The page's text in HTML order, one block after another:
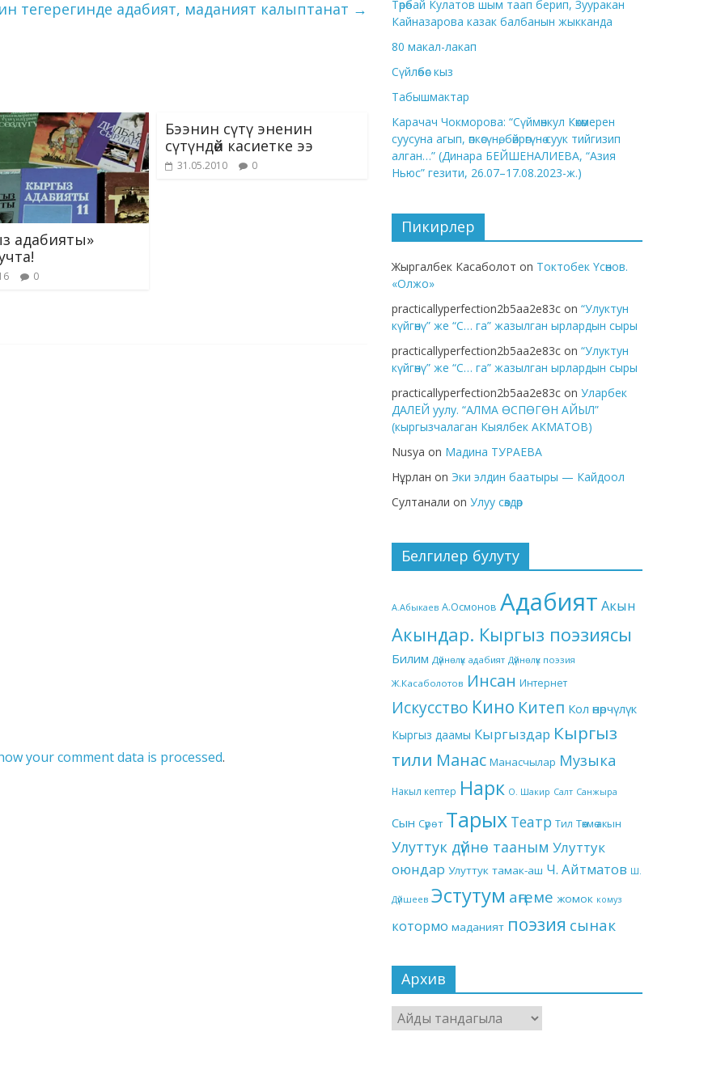
ni
тегерегинде адабият, маданият калыптанат →
адабияты»
0
Бээнин сүтү эненин
сүтүндөй касиетке ээ
31.05.2010 0
your comment data is processed.
Төрөбай Кулатов шым таап берип, Зууракан
Кайназарова казак балбанын жыкканда
80 макал-лакап
Сүйлөбөс кыз
Табышмактар
Карачач Чокморова: “Сүймөнкул Көкөмерен
суусуна агып, өпкөсүнө, бөйрөгүнө суук тийгизип
алган…” (Динара БЕЙШЕНАЛИЕВА, “Азия
Ньюс” гезити, 26.07–17.08.2023-ж.)
Пикирлер
Жыргалбек Касаболот on Токтобек Үсөнов.
«Олжо»
practicallyperfection2b5aa2e83c on “Улуктун
күйгөнү” же “С… га” жазылган ырлардын сыры
practicallyperfection2b5aa2e83c on “Улуктун
күйгөнү” же “С… га” жазылган ырлардын сыры
practicallyperfection2b5aa2e83c on Уларбек
ДАЛЕЙ уулу. “АЛМА ӨСПӨГӨН АЙЫЛ”
(кыргызчалаган Кыялбек АКМАТОВ)
Nusya on Мадина ТУРАЕВА
Нұрлан on Эки элдин баатыры — Кайдоол
Султанали on Улуу сөздөр
Белгилер булуту
А.Абыкаев А.Осмонов Адабият Акын
Акындар. Кыргыз поэзиясы
Билим Дүйнөлүк адабият Дүйнөлүк поэзия
Ж.Касаболотов Инсан Интернет
Искусство Кино Китеп Кол өнөрчүлүк
Кыргыз даамы Кыргыздар Кыргыз
тили Манас Манасчылар Музыка
Накыл кептер Нарк О. Шакир Салт Санжыра
Сын Сүрөт Тарых Театр Тил Төкмө акын
Улуттук дүйнө тааным Улуттук
оюндар Улуттук тамак-аш Ч. Айтматов Ш.
Дүйшеев Эстутум аңгеме жомок комуз
котормо маданият поэзия сынак
Архив
Архив